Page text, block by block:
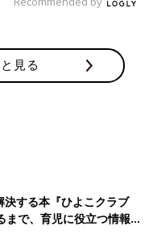
見る
する本『ひよこクラブ
で、育児に役立つ情報が